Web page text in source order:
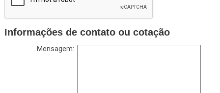
Informações de contato ou cotação
Mensagem: